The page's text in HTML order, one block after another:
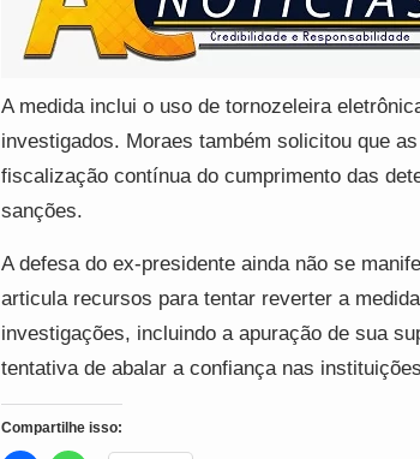
A medida inclui o uso de tornozeleira
investigados. Moraes também solicitou que
fiscalização contínua do cumprimento das
sanções.
A defesa do ex-presidente ainda não se
articula recursos para tentar reverter a
investigações, incluindo a apuração de sua
tentativa de abalar a confiança nas
Compartilhe isso: